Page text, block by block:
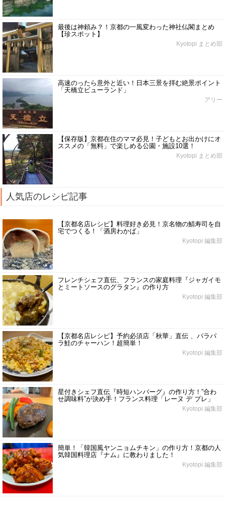
最後は神頼み？！京都の一風変わった神社仏閣まとめ
【珍スポット】
Kyotopi まとめ部
高速のったら意外と近い！日本三景を拝む絶景ポイント
「天橋立ビューランド」
アリー
【保存版】京都在住のママ必見！子どもとお出かけにオ
ススメの「無料」で楽しめる公園・施設10選！
Kyotopi まとめ部
人気店のレシピ記事
【京都名店レシピ】料理好き必見！京名物の鯖寿司を自
宅でつくる！「酒房わかば」
Kyotopi 編集部
フレンチシェフ直伝、フランスの家庭料理『ジャガイモ
とミートソースのグラタン』の作り方
Kyotopi 編集部
【京都名店レシピ】予約必須店「秋華」直伝 、パラパ
ラ鮭のチャーハン！超簡単！
Kyotopi 編集部
星付きシェフ直伝『時短ハンバーグ』の作り方！”合わ
せ調味料”が決め手！フランス料理「レーヌ デ プレ」
Kyotopi 編集部
簡単！「韓国風ヤンニョムチキン」の作り方！京都の人
気韓国料理店『ナム』に教わりました！
Kyotopi 編集部